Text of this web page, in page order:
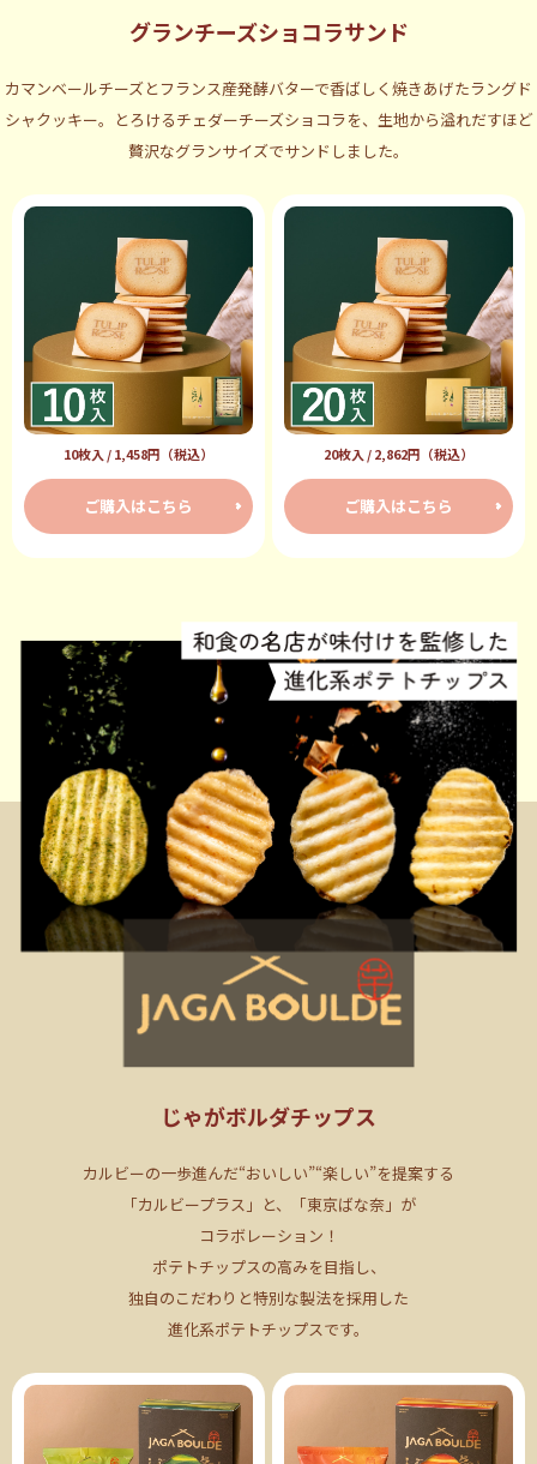
グランチーズショコラサンド
カマンベールチーズとフランス産発酵バターで香ばしく焼きあげたラングド
シャクッキー。とろけるチェダーチーズショコラを、生地から溢れだすほど
贅沢なグランサイズでサンドしました。
10枚入 / 1,458円（税込）
ご購入はこちら
20枚入 / 2,862円（税込）
ご購入はこちら
じゃがボルダチップス
カルビーの一歩進んだ“おいしい”“楽しい”を提案する
「カルビープラス」と、「東京ばな奈」が
コラボレーション！
ポテトチップスの高みを目指し、
独自のこだわりと特別な製法を採用した
進化系ポテトチップスです。